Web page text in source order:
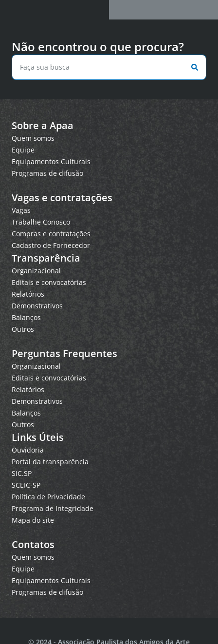
Não encontrou o que procura?
Sobre a Apaa
Quem somos
Equipe
Equipamentos Culturais
Programas de difusão
Vagas e contratações
Vagas
Trabalhe Conosco
Compras e contratações
Cadastro de Fornecedor
Transparência
Organizacional
Editais e convocatórias
Relatórios
Demonstrativos
Balanços
Outros
Perguntas Frequentes
Organizacional
Editais e convocatórias
Relatórios
Demonstrativos
Balanços
Outros
Links Úteis
Ouvidoria
Portal da transparência
SIC.SP
SCEIC-SP
Política de Privacidade
Programa de Integridade
Mapa do site
Contatos
Quem somos
Equipe
Equipamentos Culturais
Programas de difusão
© 2024 - Associação Paulista dos Amigos da Arte